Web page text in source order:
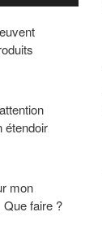
étendoir
mon
faire ?